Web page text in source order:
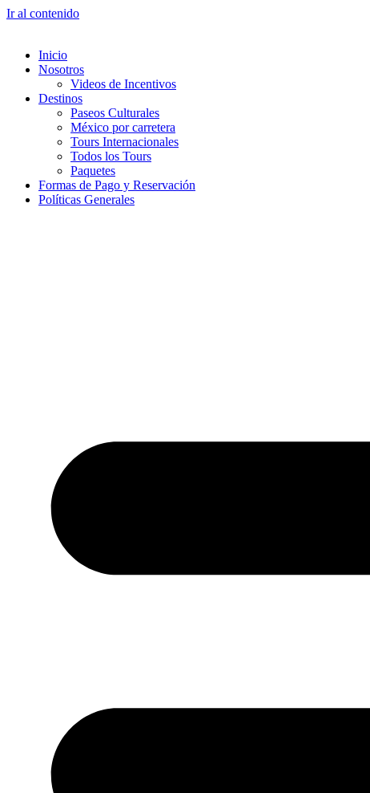
Ir al contenido
Inicio
Nosotros
Videos de Incentivos
Destinos
Paseos Culturales
México por carretera
Tours Internacionales
Todos los Tours
Paquetes
Formas de Pago y Reservación
Políticas Generales